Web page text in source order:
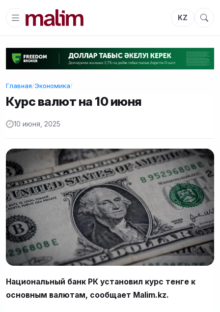
KZ
Главная/Экономика/
Курс валют на 10 июня
10 июня, 2025
Национальный банк РК установил курс тенге к
основным валютам, сообщает Malim.kz.